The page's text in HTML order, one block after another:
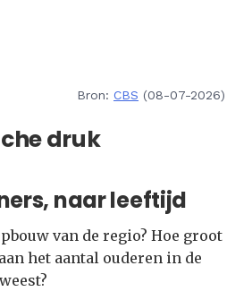
Bron: CBS (08-07-2026)
druk
naar leeftijd
van de regio? Hoe groot
het aantal ouderen in de